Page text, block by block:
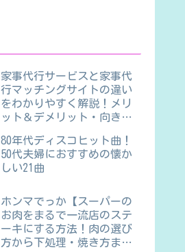
家事代行サービスと家事代
行マッチングサイトの違い
をわかりやすく解説！メリ
ット＆デメリット・向き不
80年代ディスコヒット曲！
50代夫婦におすすめの懐か
しい21曲
ホンマでっか【スーパーの
お肉をまるで一流店のステ
ーキにする方法！肉の選び
方から下処理・焼き方ま